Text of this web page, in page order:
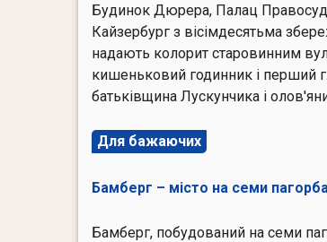
Будинок Дюрера, Палац
Кайзербург з вісімдесятьма
надають колорит старовинним
кишеньковий годинник і перший
батьківщина Лускунчика і
Для бажаючих
Бамберг – місто на семи
Бамберг, побудований на семи